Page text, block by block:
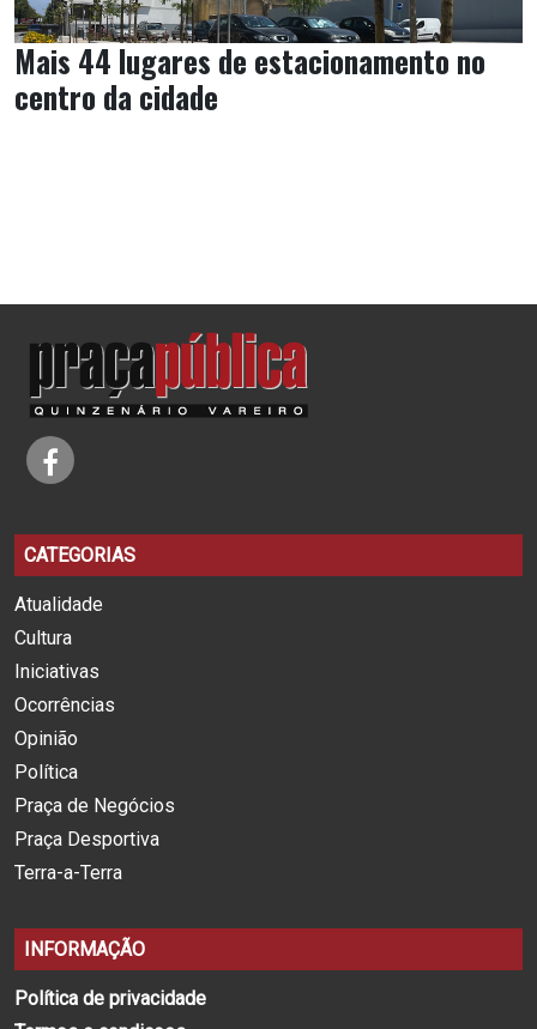
Mais 44 lugares de estacionamento no
centro da cidade
CATEGORIAS
Atualidade
Cultura
Iniciativas
Ocorrências
Opinião
Política
Praça de Negócios
Praça Desportiva
Terra-a-Terra
INFORMAÇÃO
Política de privacidade